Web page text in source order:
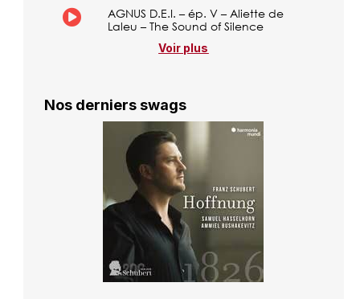
AGNUS D.E.I. – ép. V – Aliette de
Laleu – The Sound of Silence
Voir plus
Nos derniers swags